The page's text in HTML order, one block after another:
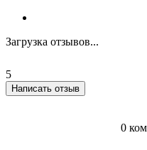
Загрузка отзывов...
5
Написать отзыв
0